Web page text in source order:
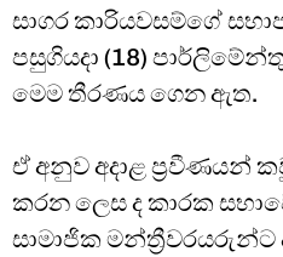
සාගර කාරියවසම්ගේ
පසුගියදා (18)
මෙම තීරණය ගෙන ඇත.
ඒ අනුව අදාළ ප්‍රවීණයන්
කරන ලෙස ද කාරක
සාමාජික මන්ත්‍රීවරයරුන්ට